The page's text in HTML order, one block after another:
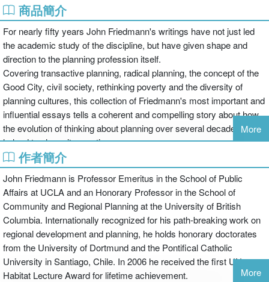
商品簡介
For nearly fifty years John Friedmann's writings have not just led
the academic study of the discipline, but have given shape and
direction to the planning profession itself.
Covering transactive planning, radical planning, the concept of the
Good City, civil society, rethinking poverty and the diversity of
planning cultures, this collection of Friedmann's most important and
influential essays tells a coherent and compelling story about how
the evolution of thinking about planning over several decades has
helped to shape its practice.
With each essay given a new introduction to establish its context
and importance, this is an ideal text for the study of planning theory
and history.
More
作者簡介
John Friedmann is Professor Emeritus in the School of Public
Affairs at UCLA and an Honorary Professor in the School of
Community and Regional Planning at the University of British
Columbia. Internationally recognized for his path-breaking work on
regional development and planning, he holds honorary doctorates
from the University of Dortmund and the Pontifical Catholic
University in Santiago, Chile. In 2006 he received the first UN-
Habitat Lecture Award for lifetime achievement.
More